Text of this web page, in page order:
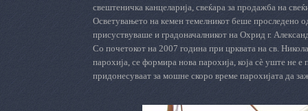
свештеничка канцеларија, свеќара за продажба на
Осветувањето на кемен темелникот беше проследено
присуствуваше и градоначалникот на Охрид г.
Со почетокот на 2007 година при црквата на св.
парохија, се формира нова парохија, која сѐ уште не
придонесуваат за мошне скоро време парохијата да